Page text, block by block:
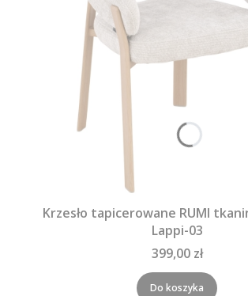
Krzesło tapicerowane RUMI
Lappi-03
399,00 zł
Do koszyka